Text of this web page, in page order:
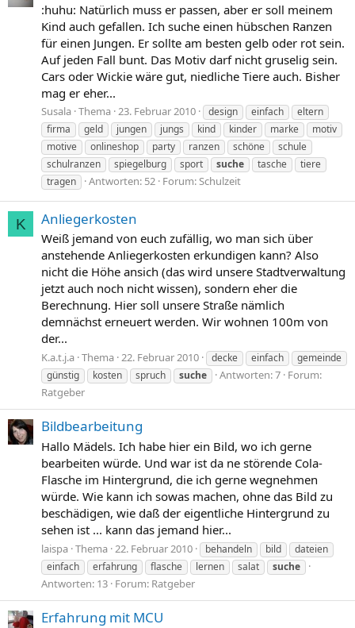
:huhu: Natürlich muss er passen, aber er soll meinem
Kind auch gefallen. Ich suche einen hübschen Ranzen
für einen Jungen. Er sollte am besten gelb oder rot sein.
Auf jeden Fall bunt. Das Motiv darf nicht gruselig sein.
Cars oder Wickie wäre gut, niedliche Tiere auch. Bisher
mag er eher...
Susala Thema 23. Februar 2010 design einfach
eltern
firma
geld jungen jungs kind kinder marke
motiv
motive
onlineshop party ranzen schöne
schule
schulranzen
spiegelburg sport suche tasche
tiere
tragen
Antworten: 52 Forum:Schulzeit
K Anliegerkosten
Weiß jemand von euch zufällig, wo man sich über
anstehende Anliegerkosten erkundigen kann? Also
nicht die Höhe ansich (das wird unsere Stadtverwaltung
jetzt auch noch nicht wissen), sondern eher die
Berechnung. Hier soll unsere Straße nämlich
demnächst erneuert werden. Wir wohnen 100m von
der...
K.a.t.j.a Thema 22. Februar 2010 decke einfach
gemeinde
günstig
kosten spruch suche Antworten: 7 Forum:
Ratgeber
Bildbearbeitung
Hallo Mädels. Ich habe hier ein Bild, wo ich gerne
bearbeiten würde. Und war ist da ne störende Cola-
Flasche im Hintergrund, die ich gerne wegnehmen
würde. Wie kann ich sowas machen, ohne das Bild zu
beschädigen, wie daß der eigentliche Hintergrund zu
sehen ist ... kann das jemand hier...
laispa Thema 22. Februar 2010 behandeln bild
dateien
einfach
erfahrung flasche lernen salat suche
Antworten: 13 Forum: Ratgeber
Erfahrung mit MCU